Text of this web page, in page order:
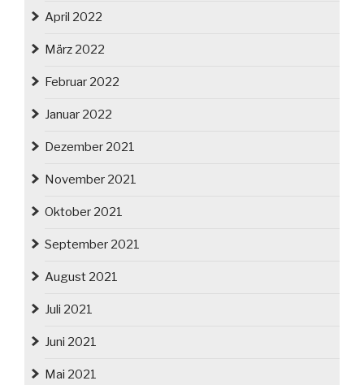
April 2022
März 2022
Februar 2022
Januar 2022
Dezember 2021
November 2021
Oktober 2021
September 2021
August 2021
Juli 2021
Juni 2021
Mai 2021